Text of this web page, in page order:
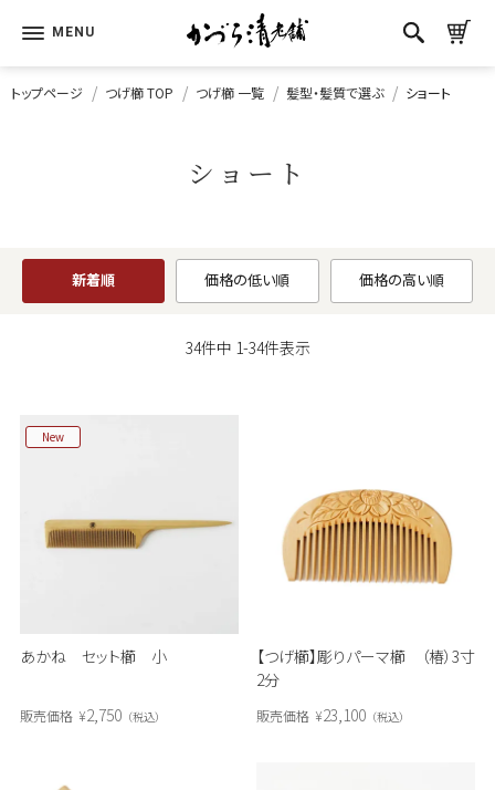
トップページ つげ櫛 TOP つげ櫛 一覧 髪型・髪質で選ぶ ショート
ショート
新着順 価格の低い順 価格の高い順
34件中 1-34件表示
あかね セット櫛 小
New
販売価格 ¥2,750 税込
【つげ櫛】彫りパーマ櫛 （椿）3寸
2分
販売価格 ¥23,100 税込